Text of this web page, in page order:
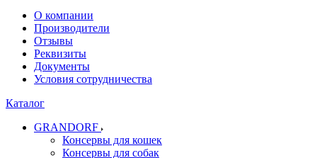
О компании
Производители
Отзывы
Реквизиты
Документы
Условия сотрудничества
Каталог
GRANDORF
Консервы для кошек
Консервы для собак